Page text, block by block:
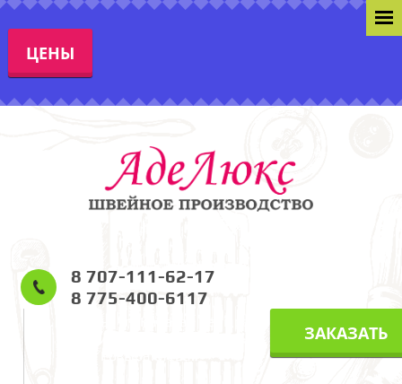
ЦЕНЫ
8 707-111-62-17
8 775-400-6117
ЗАКАЗАТЬ